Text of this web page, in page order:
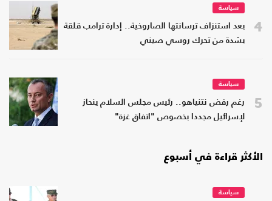
4
سياسة
بعد استنزاف ترسانتها الصاروخية.. إدارة ترامب قلقة
بشدة من تحرك روسي صيني
5
سياسة
رغم رفض نتنياهو.. رئيس مجلس السلام ينحاز
لإسرائيل مجددا بخصوص "اتفاق غزة"
الأكثر قراءة في أسبوع
سياسة